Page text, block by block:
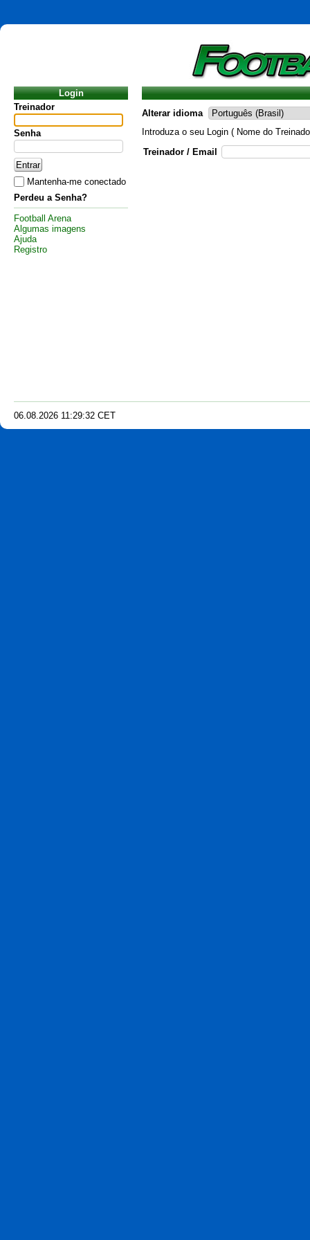
Login
Treinador
Senha
Mantenha-me conectado
Perdeu a Senha?
Football Arena
Algumas imagens
Ajuda
Registro
Alterar idioma
Introduza o seu Login ( Nome do
Treinador / Email
06.08.2026 11:29:33 CET